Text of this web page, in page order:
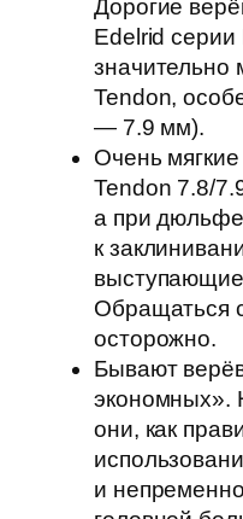
Дорогие
Edelrid серии
значительно
Tendon,
— 7.9 мм).
Очень
Tendon 7.8/
а при
к
Обращаться
осторожно.
Бывают
экономных».
они, как
и